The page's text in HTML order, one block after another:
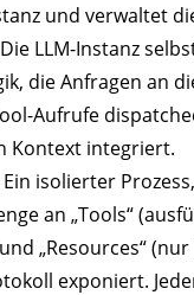
und verwaltet
Die LLM-Instanz
die Anfragen an
Aufrufe
Kontext integriert.
Ein isolierter
an „Tools“
„Resources“
exponiert.